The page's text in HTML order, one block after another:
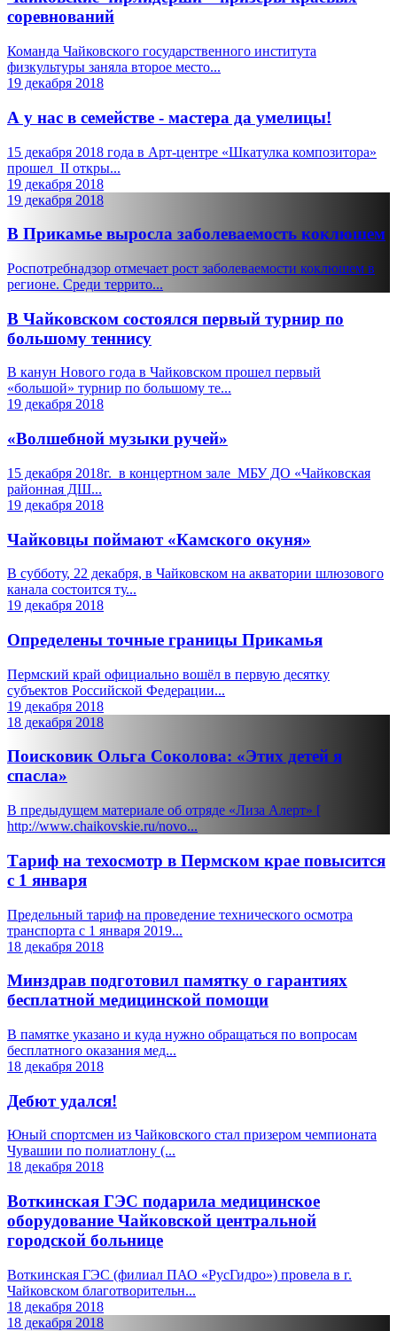
соревнований
Команда Чайковского государственного института
физкультуры заняла второе место...
19 декабря 2018
А у нас в семействе - мастера да умелицы!
15 декабря 2018 года в Арт-центре «Шкатулка композитора»
прошел II откры...
19 декабря 2018
19 декабря 2018
В Прикамье выросла заболеваемость коклюшем
Роспотребнадзор отмечает рост заболеваемости коклюшем в
регионе. Среди террито...
В Чайковском состоялся первый турнир по
большому теннису
В канун Нового года в Чайковском прошел первый
«большой» турнир по большому те...
19 декабря 2018
«Волшебной музыки ручей»
15 декабря 2018г. в концертном зале МБУ ДО «Чайковская
районная ДШ...
19 декабря 2018
Чайковцы поймают «Камского окуня»
В субботу, 22 декабря, в Чайковском на акватории шлюзового
канала состоится ту...
19 декабря 2018
Определены точные границы Прикамья
Пермский край официально вошёл в первую десятку
субъектов Российской Федерации...
19 декабря 2018
18 декабря 2018
Поисковик Ольга Соколова: «Этих детей я
спасла»
В предыдущем материале об отряде «Лиза Алерт» [
http://www.chaikovskie.ru/novo...
Тариф на техосмотр в Пермском крае повысится
с 1 января
Предельный тариф на проведение технического осмотра
транспорта с 1 января 2019...
18 декабря 2018
Минздрав подготовил памятку о гарантиях
бесплатной медицинской помощи
В памятке указано и куда нужно обращаться по вопросам
бесплатного оказания мед...
18 декабря 2018
Дебют удался!
Юный спортсмен из Чайковского стал призером чемпионата
Чувашии по полиатлону (...
18 декабря 2018
Воткинская ГЭС подарила медицинское
оборудование Чайковской центральной
городской больнице
Воткинская ГЭС (филиал ПАО «РусГидро») провела в г.
Чайковском благотворительн...
18 декабря 2018
18 декабря 2018